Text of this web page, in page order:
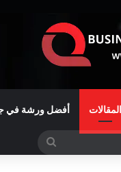
المقالات أفضل ورشة في